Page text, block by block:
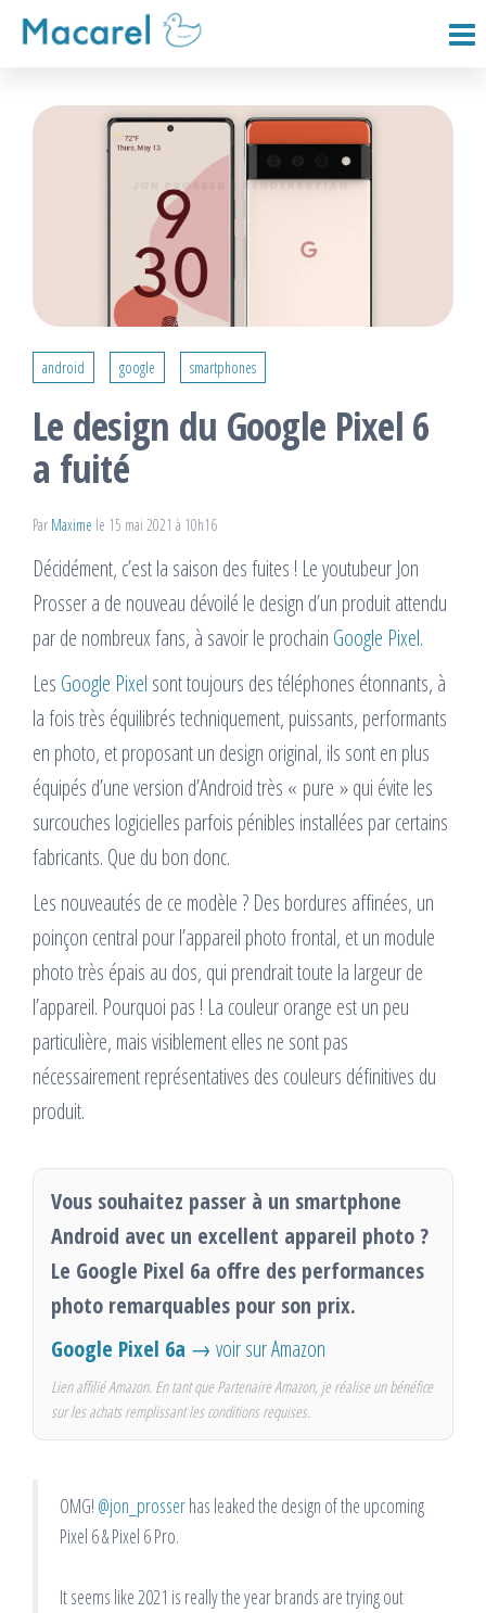
Passer
android google smartphones
Le design du Google Pixel 6
a fuité
Par Maxime le 15 mai 2021 à 10h16
Décidément, c’est la saison des fuites ! Le youtubeur Jon
Prosser a de nouveau dévoilé le design d’un produit attendu
par de nombreux fans, à savoir le prochain Google Pixel.
Les Google Pixel sont toujours des téléphones étonnants, à
la fois très équilibrés techniquement, puissants, performants
en photo, et proposant un design original, ils sont en plus
équipés d’une version d’Android très « pure » qui évite les
surcouches logicielles parfois pénibles installées par certains
fabricants. Que du bon donc.
Les nouveautés de ce modèle ? Des bordures affinées, un
poinçon central pour l’appareil photo frontal, et un module
photo très épais au dos, qui prendrait toute la largeur de
l’appareil. Pourquoi pas ! La couleur orange est un peu
particulière, mais visiblement elles ne sont pas
nécessairement représentatives des couleurs définitives du
produit.
Vous souhaitez passer à un smartphone
Android avec un excellent appareil photo ?
Le Google Pixel 6a offre des performances
photo remarquables pour son prix.
Google Pixel 6a → voir sur Amazon
Lien affilié Amazon. En tant que Partenaire Amazon, je réalise un bénéfice
sur les achats remplissant les conditions requises.
OMG! @jon_prosserhas leaked the design of the upcoming
Pixel 6 & Pixel 6 Pro.
It seems like 2021 is really the year brands are trying out